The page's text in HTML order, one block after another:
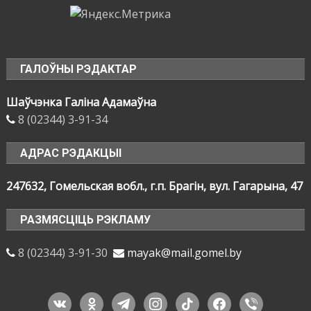
ГАЛОЎНЫ РЭДАКТАР
Шаўчэнка Галіна Адамаўна
8 (02344) 3-91-34
АДРАС РЭДАКЦЫІ
247632, Гомельская вобл., г.п. Брагін, вул. Гагарына, 47
РАЗМЯСЦІЦЬ РЭКЛАМУ
8 (02344) 3-91-30 mayak@mail.gomel.by
vkontakteodnoklassniki
telegraminstagram
tiktok facebook
viber